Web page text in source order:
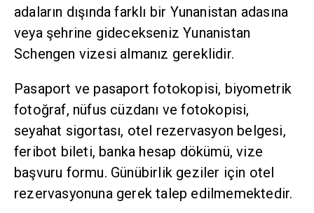
adaların dışında farklı bir Yunanistan adasına
veya şehrine gidecekseniz Yunanistan
Schengen vizesi almanız gereklidir.
Pasaport ve pasaport fotokopisi, biyometrik
fotoğraf, nüfus cüzdanı ve fotokopisi,
seyahat sigortası, otel rezervasyon belgesi,
feribot bileti, banka hesap dökümü, vize
başvuru formu. Günübirlik geziler için otel
rezervasyonuna gerek talep edilmemektedir.